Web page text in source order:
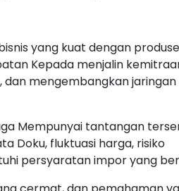
yang kuat dengan
Kepada menjalin
mengembangkan jaringan
Mempunyai tantangan
Doku, fluktuasi harga, risiko
persyaratan impor yang